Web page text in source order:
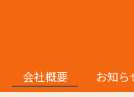
会社概要
お知ら